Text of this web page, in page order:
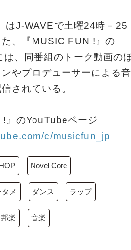
はJ-WAVEで土曜24時－25
、『MUSIC FUN !』の
、同番組のトーク動画の
やプロデューサーによる音
されている。
!』のYouTubeページ
c/musicfun_jp
Novel Core
メ ダンス ラップ
邦楽 音楽